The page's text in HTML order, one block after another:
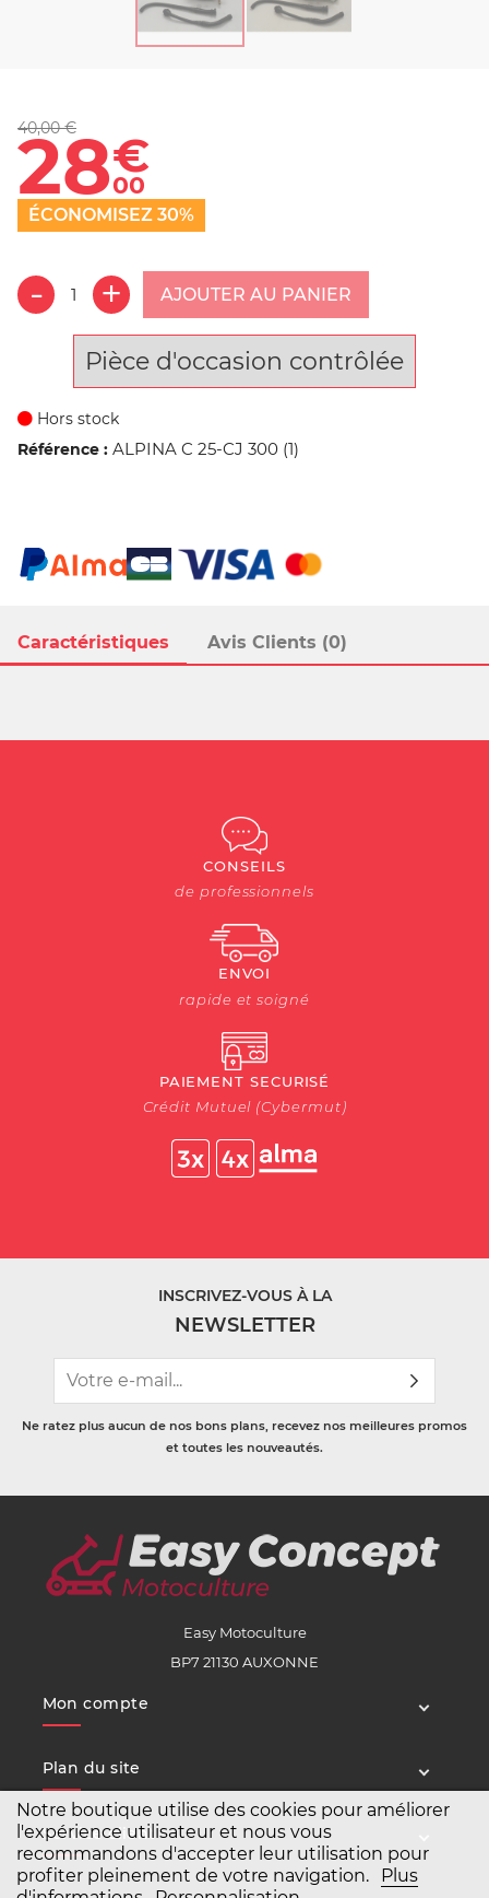
Notre boutique utilise des cookies pour améliorer
l'expérience utilisateur et nous vous
recommandons d'accepter leur utilisation pour
profiter pleinement de votre navigation.
Plus
Caractéristiques Avis Clients (0)
40,00 €
28€
00
ÉCONOMISEZ 30%
AJOUTER AU PANIER
Pièce d'occasion contrôlée
Hors stock
Référence : ALPINA C 25-CJ 300 (1)
CONSEILS
de professionnels
ENVOI
rapide et soigné
PAIEMENT SECURISÉ
Crédit Mutuel (Cybermut)
INSCRIVEZ-VOUS À LA
NEWSLETTER
Ne ratez plus aucun de nos bons plans, recevez nos meilleures promos
et toutes les nouveautés.
Easy Motoculture
BP7 21130 AUXONNE
Mon compte
Plan du site
Service client